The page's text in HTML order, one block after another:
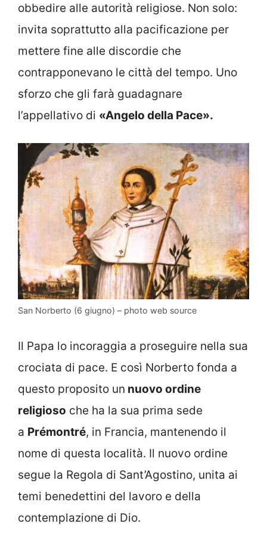
obbedire alle autorità religiose. Non solo:
invita soprattutto alla pacificazione per
mettere fine alle discordie che
contrapponevano le città del tempo. Uno
sforzo che gli farà guadagnare
l’appellativo di «Angelo della Pace».
San Norberto (6 giugno) – photo web source
Il Papa lo incoraggia a proseguire nella sua
crociata di pace. E così Norberto fonda a
questo proposito un nuovo ordine
religioso che ha la sua prima sede
a Prémontré, in Francia, mantenendo il
nome di questa località. Il nuovo ordine
segue la Regola di Sant’Agostino, unita ai
temi benedettini del lavoro e della
contemplazione di Dio.